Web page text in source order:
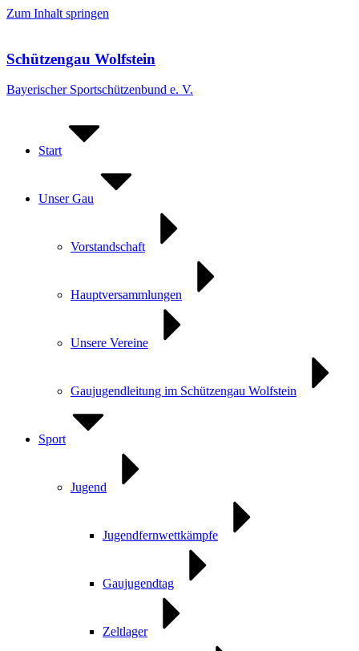
Zum Inhalt springen
Schützengau Wolfstein
Bayerischer Sportschützenbund e. V.
Start
Unser Gau
Vorstandschaft
Hauptversammlungen
Unsere Vereine
Gaujugendleitung im Schützengau Wolfstein
Sport
Jugend
Jugendfernwettkämpfe
Gaujugendtag
Zeltlager